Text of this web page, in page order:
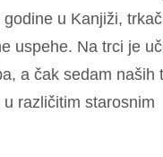
u Kanjiži,
uspehe. Na trci je
a čak sedam naših
različitim starosnim